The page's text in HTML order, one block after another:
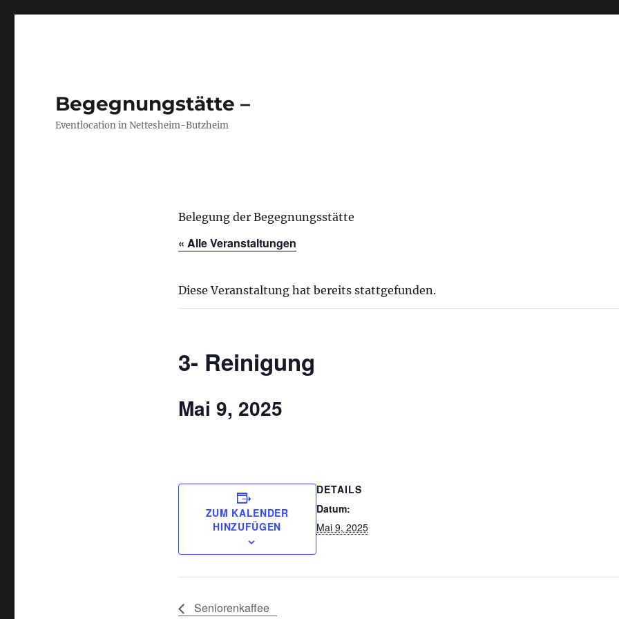
Begegnungstätte –
Eventlocation in Nettesheim-Butzheim
Belegung der Begegnungsstätte
« Alle Veranstaltungen
Diese Veranstaltung hat bereits stattgefunden.
3- Reinigung
Mai 9, 2025
ZUM KALENDER
HINZUFÜGEN
DETAILS
Datum:
Mai 9, 2025
Seniorenkaffee